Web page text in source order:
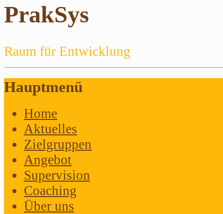
PrakSys
Raum für Entwicklung
Hauptmenü
Home
Aktuelles
Zielgruppen
Angebot
Supervision
Coaching
Über uns